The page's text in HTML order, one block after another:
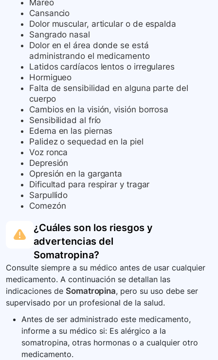
Mareo
Cansancio
Dolor muscular, articular o de espalda
Sangrado nasal
Dolor en el área donde se está
administrando el medicamento
Latidos cardíacos lentos o irregulares
Hormigueo
Falta de sensibilidad en alguna parte del
cuerpo
Cambios en la visión, visión borrosa
Sensibilidad al frío
Edema en las piernas
Palidez o sequedad en la piel
Voz ronca
Depresión
Opresión en la garganta
Dificultad para respirar y tragar
Sarpullido
Comezón
¿Cuáles son los riesgos y
advertencias del
Somatropina?
Consulte siempre a su médico antes de usar cualquier
medicamento. A continuación se detallan las
indicaciones de Somatropina, pero su uso debe ser
supervisado por un profesional de la salud.
Antes de ser administrado este medicamento,
informe a su médico si: Es alérgico a la
somatropina, otras hormonas o a cualquier otro
medicamento.